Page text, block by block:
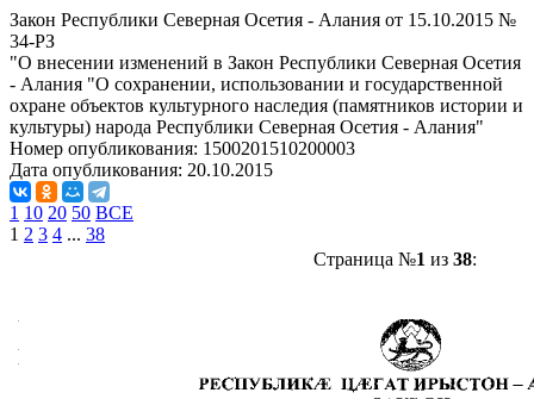
Закон Республики Северная Осетия - Алания от 15.10.2015 №
34-РЗ
"О внесении изменений в Закон Республики Северная Осетия
- Алания "О сохранении, использовании и государственной
охране объектов культурного наследия (памятников истории и
культуры) народа Республики Северная Осетия - Алания"
Номер опубликования: 1500201510200003
Дата опубликования: 20.10.2015
1 10 20 50 ВСЕ
1 2 3 4 ... 38
Страница №1 из 38: